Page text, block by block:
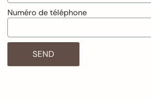
Numéro de téléphone
SEND